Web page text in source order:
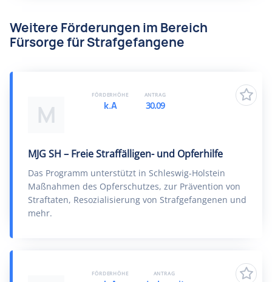
Weitere Förderungen im Bereich
Fürsorge für Strafgefangene
M
MJG SH – Freie Straffälligen- und Opferhilfe
Das Programm unterstützt in Schleswig-Holstein
Maßnahmen des Opferschutzes, zur Prävention von
Straftaten, Resozialisierung von Strafgefangenen und
mehr.
FÖRDERHÖHE
k.A
ANTRAG
30.09
FÖRDERHÖHE ANTRAG